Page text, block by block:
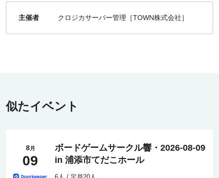
主催者 クロジカサーバー管理［TOWN株式会社］
似たイベント
8月
09
ボードゲームサークル響・2026-08-09
in 浦添市てだこホール